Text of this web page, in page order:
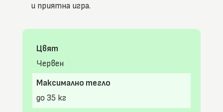
и приятна игра.
Цвят
Червен
Максимално тегло
до 35 кг